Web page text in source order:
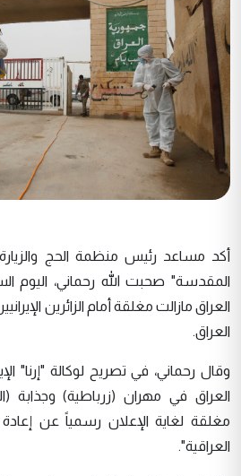
أكد مساعد رئيس منظمة الحج والزيارة
المقدسة" صحبت الله رحماني، اليوم
العراق مازالت مغلقة أمام الزائرين
العراق.
وقال رحماني، في تصريح لوكالة "إرنا"
العراق في مهران (زرباطية) وجذابة
مغلقة لغاية الإعلان رسمياً عن
العراقية".